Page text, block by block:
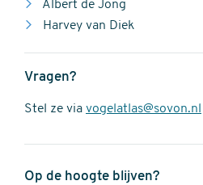
Albert de Jong
Harvey van Diek
Vragen?
Stel ze via vogelatlas@sovon.nl
Op de hoogte blijven?